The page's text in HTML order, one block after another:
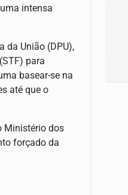
intensa
da União (DPU),
para
basear-se na
até que o
Ministério dos
forçado da